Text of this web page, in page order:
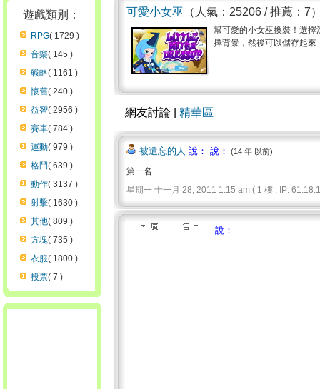
遊戲類別：
RPG( 1729 )
音樂( 145 )
戰略( 1161 )
懷舊( 240 )
益智( 2956 )
賽車( 784 )
運動( 979 )
格鬥( 639 )
動作( 3137 )
射擊( 1630 )
其他( 809 )
方塊( 735 )
衣服( 1800 )
投票( 7 )
可愛小女巫 （人氣：25206 / 推薦：7
幫可愛的小女巫換裝！選
擇背景，然後可以儲存起來
網友討論 | 精華區
被遺忘的人 說： 說： (14 年 以前)
第一名
星期一 十一月 28, 2011 1:15 am ( 1 樓 , IP:
說：